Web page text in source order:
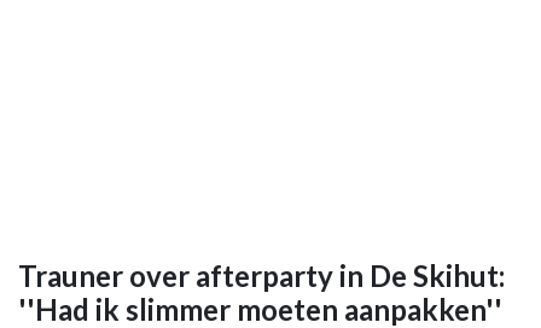
Trauner over afterparty in De Skihut:
''Had ik slimmer moeten aanpakken''